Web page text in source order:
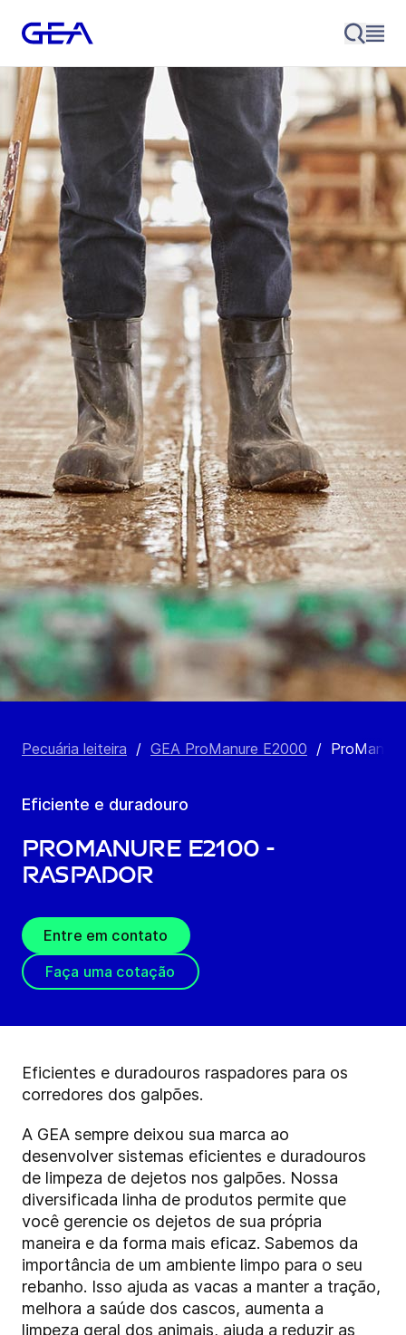
Pecuária leiteira / GEA ProManure E2000 /
Eficiente e duradouro
ProManure E2100 -
Raspador
Entre em contato
Faça uma cotação
Eficientes e duradouros raspadores para os
corredores dos galpões.
A GEA sempre deixou sua marca ao
desenvolver sistemas eficientes e duradouros
de limpeza de dejetos nos galpões. Nossa
diversificada linha de produtos permite que
você gerencie os dejetos de sua própria
maneira e da forma mais eficaz. Sabemos da
importância de um ambiente limpo para o seu
rebanho. Isso ajuda as vacas a manter a tração,
melhora a saúde dos cascos, aumenta a
limpeza geral dos animais, ajuda a reduzir as